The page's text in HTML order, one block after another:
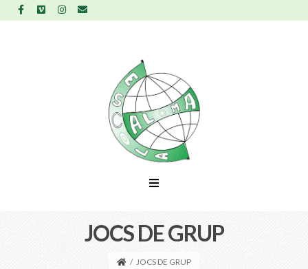
JOCS DE GRUP
/ JOCS DE GRUP